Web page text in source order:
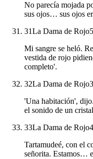
No parecía mojada
sus ojos… sus ojos
31La Dama de Rojo5
Mi sangre se heló.
vestida de rojo
completo'.
32La Dama de Rojo3
'Una habitación',
el sonido de un
33La Dama de Rojo4
Tartamudeé, con el
señorita. Estamos…